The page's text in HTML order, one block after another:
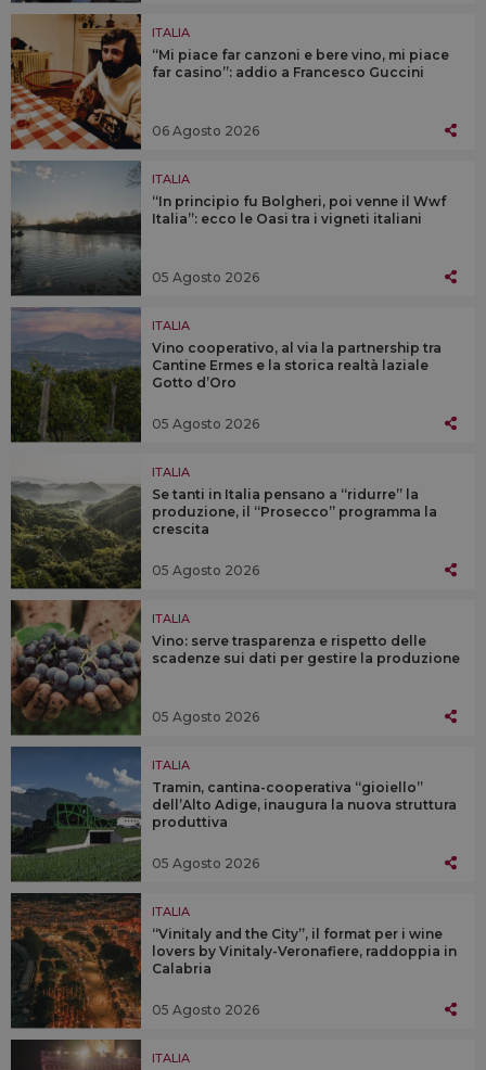
ITALIA
“Mi piace far canzoni e bere vino, mi piace
far casino”: addio a Francesco Guccini
06 Agosto 2026
ITALIA
“In principio fu Bolgheri, poi venne il Wwf
Italia”: ecco le Oasi tra i vigneti italiani
05 Agosto 2026
ITALIA
Vino cooperativo, al via la partnership tra
Cantine Ermes e la storica realtà laziale
Gotto d’Oro
05 Agosto 2026
ITALIA
Se tanti in Italia pensano a “ridurre” la
produzione, il “Prosecco” programma la
crescita
05 Agosto 2026
ITALIA
Vino: serve trasparenza e rispetto delle
scadenze sui dati per gestire la produzione
05 Agosto 2026
ITALIA
Tramin, cantina-cooperativa “gioiello”
dell’Alto Adige, inaugura la nuova struttura
produttiva
05 Agosto 2026
ITALIA
“Vinitaly and the City”, il format per i wine
lovers by Vinitaly-Veronafiere, raddoppia in
Calabria
05 Agosto 2026
ITALIA